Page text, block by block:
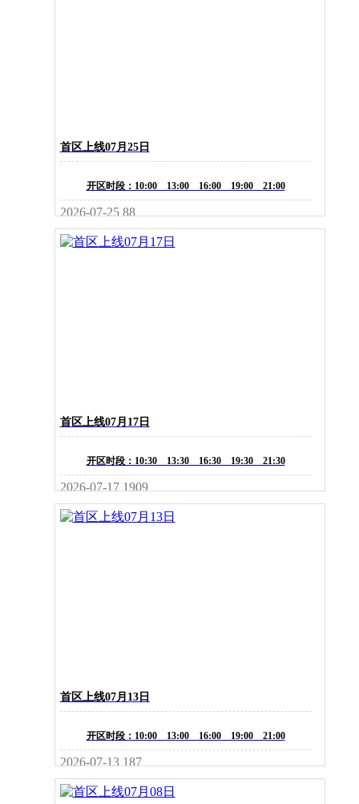
首区上线07月25日
开区时段：10:00 13:00 16:00 19:00 21:00
2026-07-25 88
首区上线07月17日
开区时段：10:30 13:30 16:30 19:30 21:30
2026-07-17 1909
首区上线07月13日
开区时段：10:00 13:00 16:00 19:00 21:00
2026-07-13 187